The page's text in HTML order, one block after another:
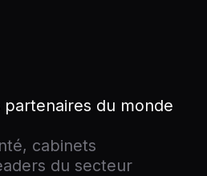
du monde
cabinets
du secteur